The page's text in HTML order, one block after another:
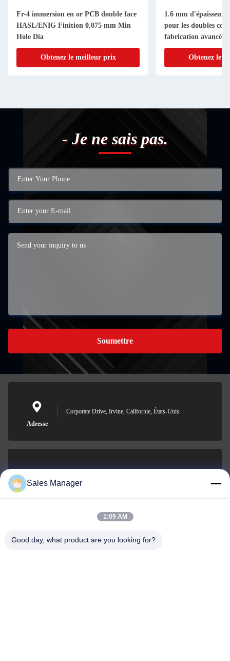
Fr-4 immersion en or PCB double face
HASL/ENIG Finition 0,075 mm Min
Hole Dia
Obtenez le meilleur prix
1.6 mm d'épaisseur
pour les doubles
fabrication avancée
Obtenez le
- Je ne sais pas.
Soumettre
Adresse
Corporate Drive, Irvine, Californie, États-Unis
001-512-7443871
Sales Manager
1:09 AM
Good day, what product are you looking for?